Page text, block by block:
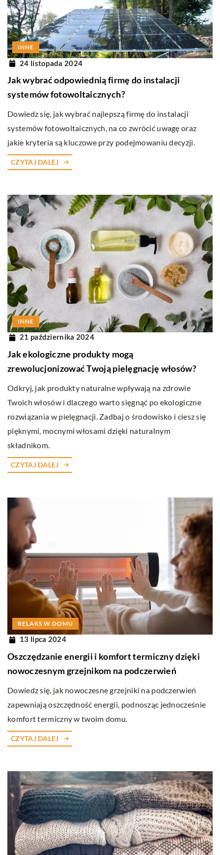
INNE
24 listopada 2024
Jak wybrać odpowiednią firmę do instalacji
systemów fotowoltaicznych?
Dowiedz się, jak wybrać najlepszą firmę do instalacji
systemów fotowoltaicznych, na co zwrócić uwagę oraz
jakie kryteria są kluczowe przy podejmowaniu decyzji.
CZYTAJ DALEJ
INNE
21 października 2024
Jak ekologiczne produkty mogą
zrewolucjonizować Twoją pielęgnację włosów?
Odkryj, jak produkty naturalne wpływają na zdrowie
Twoich włosów i dlaczego warto sięgnąć po ekologiczne
rozwiązania w pielęgnacji. Zadbaj o środowisko i ciesz się
pięknymi, mocnymi włosami dzięki naturalnym
składnikom.
CZYTAJ DALEJ
RELAKS W DOMU
13 lipca 2024
Oszczędzanie energii i komfort termiczny dzięki
nowoczesnym grzejnikom na podczerwień
Dowiedz się, jak nowoczesne grzejniki na podczerwień
zapewniają oszczędność energii, podnosząc jednocześnie
komfort termiczny w twoim domu.
CZYTAJ DALEJ